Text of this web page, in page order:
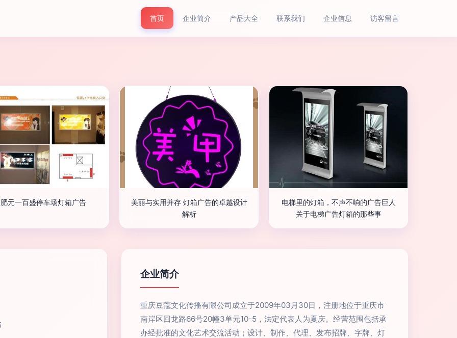
首页 企业简介 产品大全 联系我们 企业信息 访客留言
元一百盛停车场灯箱广告
美丽与实用并存 灯箱广告的卓越设计
解析
电梯里的灯箱，不声不响的广告巨人
关于电梯广告灯箱的那些事
企业简介
重庆豆蔻文化传播有限公司成立于2009年03月30日，注册地位于重庆市
南岸区回龙路66号20幢3单元10-5，法定代表人为夏庆。经营范围包括承
办经批准的文化艺术交流活动；设计、制作、代理、发布招牌、字牌、灯